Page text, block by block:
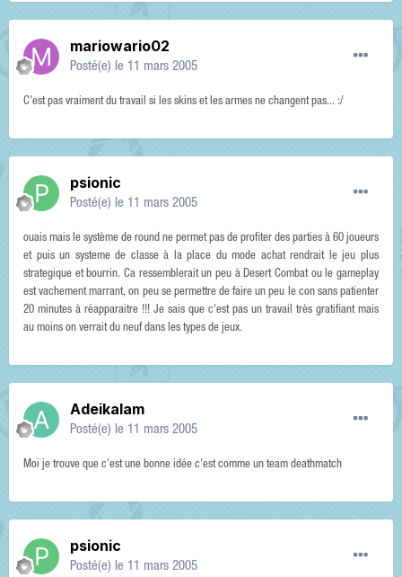
mariowario02
Posté(e) le 11 mars 2005
C'est pas vraiment du travail si les skins et les armes ne changent pas... :/
psionic
Posté(e) le 11 mars 2005
ouais mais le système de round ne permet pas de profiter des parties à 60 joueurs
et puis un systeme de classe à la place du mode achat rendrait le jeu plus
strategique et bourrin. Ca ressemblerait un peu à Desert Combat ou le gameplay
est vachement marrant, on peu se permettre de faire un peu le con sans patienter
20 minutes à réapparaitre !!! Je sais que c'est pas un travail très gratifiant mais
au moins on verrait du neuf dans les types de jeux.
Adeikalam
Posté(e) le 11 mars 2005
Moi je trouve que c'est une bonne idée c'est comme un team deathmatch
psionic
Posté(e) le 11 mars 2005